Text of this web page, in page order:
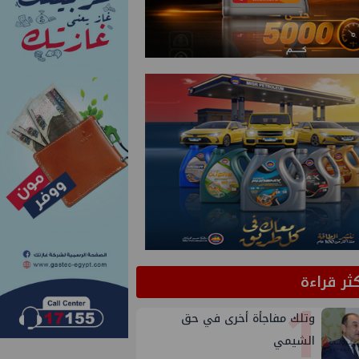
قراءة
وتلك مفاجأة أخرى في حق
الشيمي